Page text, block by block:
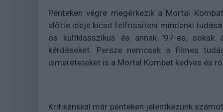
Pénteken végre megérkezik a Mortal
előtte ideje kicsit felfrissíteni mindenki
ös kultklasszikus és annak '97-es, sokak
kérdéseket. Persze nemcsak a filmes
ismereteteket is a Mortal Kombat kedves és
Kritikánkkal már pénteken jelentkezünk